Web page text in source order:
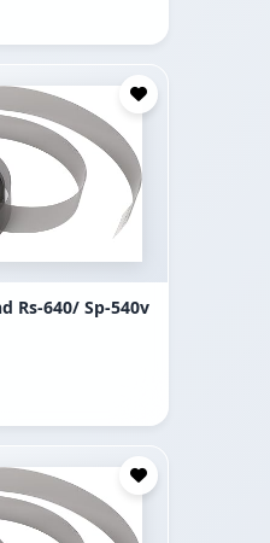
Rs-640/ Sp-540v